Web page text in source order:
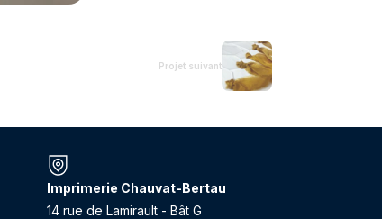
Projet suivant
Imprimerie Chauvat-Bertau
14 rue de Lamirault - Bât G